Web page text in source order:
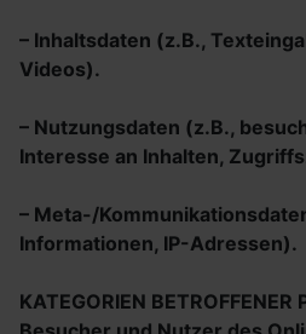
– Inhaltsdaten (z.B.,
Videos).
– Nutzungsdaten (z.B.,
Interesse an Inhalten,
– Meta-/
Informationen, IP-Adressen).
KATEGORIEN BETROFFENER